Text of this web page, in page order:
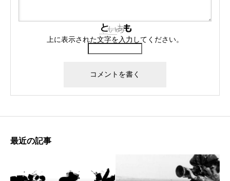
上に表示された文字を入力してください。
最近の記事